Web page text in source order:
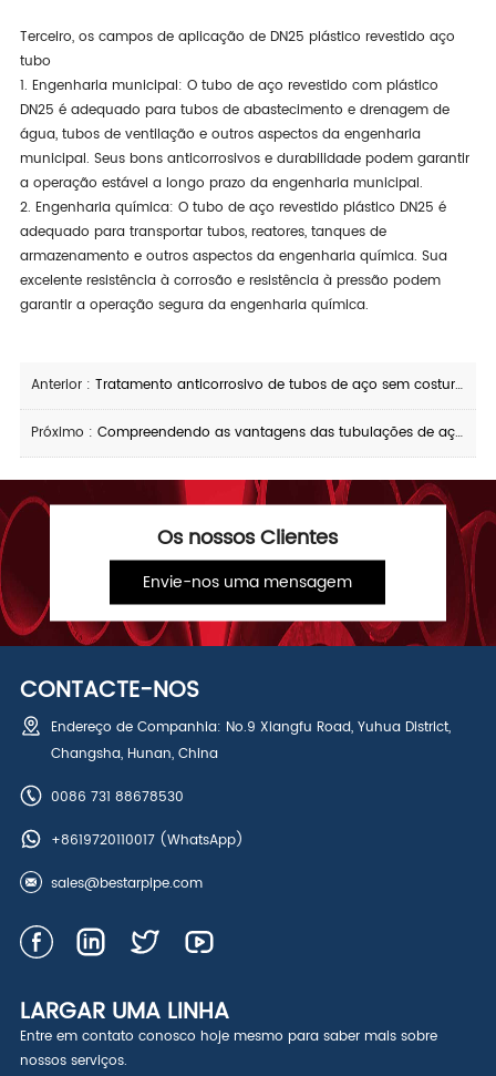
Terceiro, os campos de aplicação de DN25 plástico revestido aço
tubo
1. Engenharia municipal: O tubo de aço revestido com plástico
DN25 é adequado para tubos de abastecimento e drenagem de
água, tubos de ventilação e outros aspectos da engenharia
municipal. Seus bons anticorrosivos e durabilidade podem garantir
a operação estável a longo prazo da engenharia municipal.
2. Engenharia química: O tubo de aço revestido plástico DN25 é
adequado para transportar tubos, reatores, tanques de
armazenamento e outros aspectos da engenharia química. Sua
excelente resistência à corrosão e resistência à pressão podem
garantir a operação segura da engenharia química.
Anterior : Tratamento anticorrosivo de tubos de aço sem costura comumente usados em projetos industriais
Próximo : Compreendendo as vantagens das tubulações de aço plástico-revestidas internas e externas do grande diâmetro das características materiais aos campos da aplicação
Os nossos Clientes
Envie-nos uma mensagem
CONTACTE-NOS
Endereço de Companhia: No.9 Xiangfu Road, Yuhua District,
Changsha, Hunan, China
0086 731 88678530
+8619720110017(WhatsApp)
sales@bestarpipe.com
LARGAR UMA LINHA
Entre em contato conosco hoje mesmo para saber mais sobre
nossos serviços.